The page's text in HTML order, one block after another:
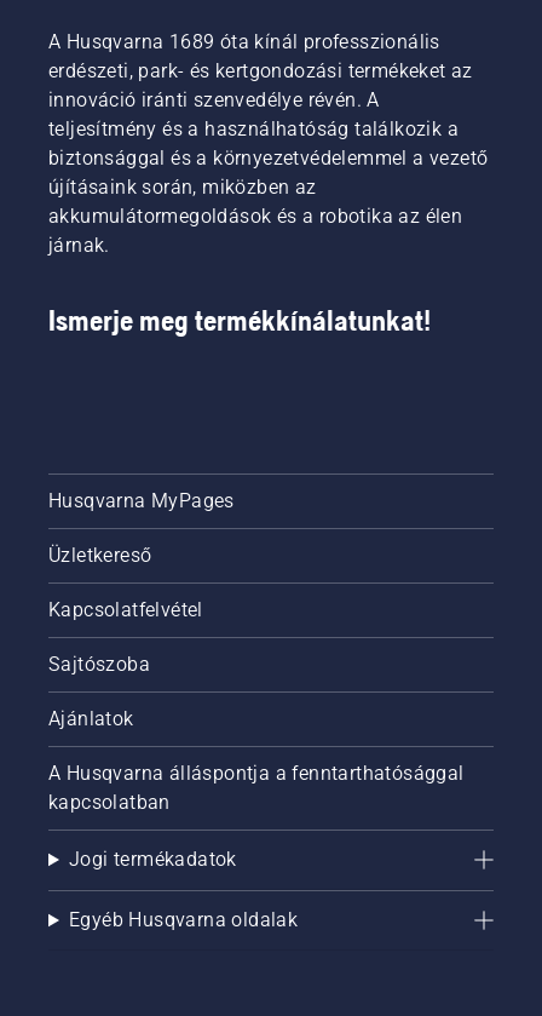
A Husqvarna 1689 óta kínál professzionális
erdészeti, park- és kertgondozási termékeket az
innováció iránti szenvedélye révén. A
teljesítmény és a használhatóság találkozik a
biztonsággal és a környezetvédelemmel a vezető
újításaink során, miközben az
akkumulátormegoldások és a robotika az élen
járnak.
Ismerje meg termékkínálatunkat!
Husqvarna MyPages
Üzletkereső
Kapcsolatfelvétel
Sajtószoba
Ajánlatok
A Husqvarna álláspontja a fenntarthatósággal
kapcsolatban
Jogi termékadatok
Egyéb Husqvarna oldalak